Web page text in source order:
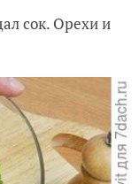
сок. Орехи и